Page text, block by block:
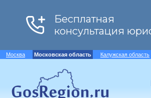
Москва Московская область Калужская область